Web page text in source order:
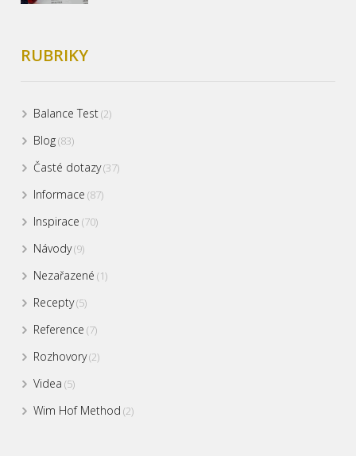
RUBRIKY
Balance Test(2)
Blog(83)
Časté dotazy(37)
Informace (87)
Inspirace (70)
Návody(9)
Nezařazené (1)
Recepty(5)
Reference (7)
Rozhovory(2)
Videa (5)
Wim Hof Method (2)